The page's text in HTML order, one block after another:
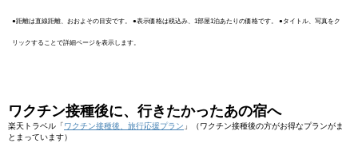
●距離は直線距離、おおよその目安です。 ●表示価格は税込み、1部屋1泊あたりの価格です。 ●タイトル、写真をク
リックすることで詳細ページを表示します。
ワクチン接種後に、行きたかったあの宿へ
楽天トラベル「ワクチン接種後、旅行応援プラン 」（ワクチン接種後の方がお得なプランがま
とまっています）